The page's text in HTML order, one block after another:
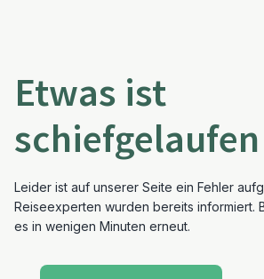
Etwas ist
schiefgelaufen
Leider ist auf unserer Seite ein Fehler
Reiseexperten wurden bereits informiert.
es in wenigen Minuten erneut.